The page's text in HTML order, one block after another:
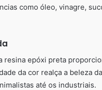
como óleo, vinagre,
resina epóxi preta
da cor realça a beleza
até os industriais.